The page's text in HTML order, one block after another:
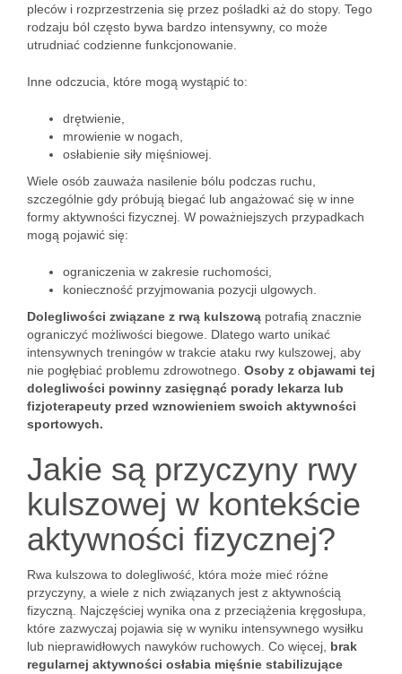
pleców i rozprzestrzenia się przez pośladki aż do stopy. Tego
rodzaju ból często bywa bardzo intensywny, co może
utrudniać codzienne funkcjonowanie.
Inne odczucia, które mogą wystąpić to:
drętwienie,
mrowienie w nogach,
osłabienie siły mięśniowej.
Wiele osób zauważa nasilenie bólu podczas ruchu,
szczególnie gdy próbują biegać lub angażować się w inne
formy aktywności fizycznej. W poważniejszych przypadkach
mogą pojawić się:
ograniczenia w zakresie ruchomości,
konieczność przyjmowania pozycji ulgowych.
Dolegliwości związane z rwą kulszową potrafią znacznie
ograniczyć możliwości biegowe. Dlatego warto unikać
intensywnych treningów w trakcie ataku rwy kulszowej, aby
nie pogłębiać problemu zdrowotnego. Osoby z objawami tej
dolegliwości powinny zasięgnąć porady lekarza lub
fizjoterapeuty przed wznowieniem swoich aktywności
sportowych.
Jakie są przyczyny rwy
kulszowej w kontekście
aktywności fizycznej?
Rwa kulszowa to dolegliwość, która może mieć różne
przyczyny, a wiele z nich związanych jest z aktywnością
fizyczną. Najczęściej wynika ona z przeciążenia kręgosłupa,
które zazwyczaj pojawia się w wyniku intensywnego wysiłku
lub nieprawidłowych nawyków ruchowych. Co więcej, brak
regularnej aktywności osłabia mięśnie stabilizujące